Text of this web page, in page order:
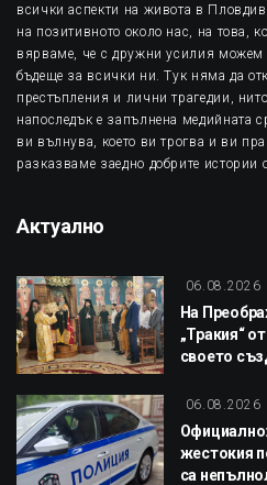
всички аспекти на живота в
на позитивното около нас, на това,
вярваме, че с дружни усилия можем
бъдеще за всички ни. Тук няма да
престъпления и лични трагедии,
напоследък е запълнена медийната
ви вълнува, което ви трогва и ви
разказваме заедно добрите истории
Актуално
06.08.2026
На
„Тракия“
своето
06.08.2026
жестокия
са